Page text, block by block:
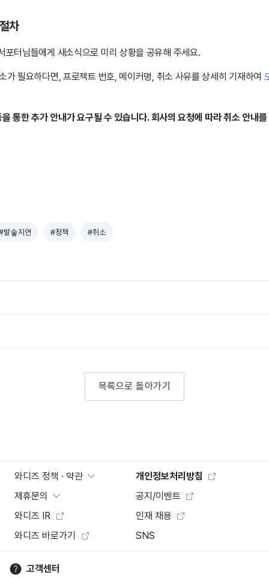
차
포터님들에게 새소식으로 미리 상황을 공유해 주세요.
가 필요하다면, 프로젝트 번호, 메이커명, 취소 사유를 상세히 기재하여
통한 추가 안내가 요구될 수 있습니다. 회사의 요청에 따라 취소 안내
발솧지연 #정책 #취소
목록으로 돌아가기
와디즈 정책 · 약관
개인정보처리방침
제휴문의
공지/이벤트
와디즈 IR
인재 채용
와디즈 바로가기
SNS
고객센터